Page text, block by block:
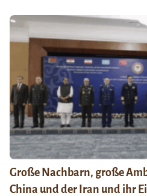
Große Nachbarn, große
China und der Iran und ihr